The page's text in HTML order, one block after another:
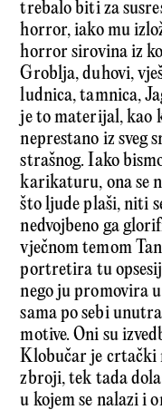
trebalo biti za
horror, iako mu
horror sirovina iz
Groblja, duhovi,
ludnica, tamnica,
je to materijal, kao
neprestano iz sveg
strašnog. Iako
karikaturu, ona se
što ljude plaši, niti
nedvojbeno ga
vječnom temom
portretira tu
nego ju promovira
sama po sebi
motive. Oni su
Klobučar je crtački
zbroji, tek tada
u kojem se nalazi i